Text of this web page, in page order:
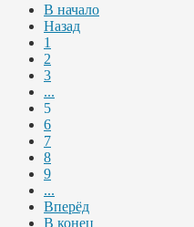
В начало
Назад
1
2
3
...
5
6
7
8
9
...
Вперёд
В конец